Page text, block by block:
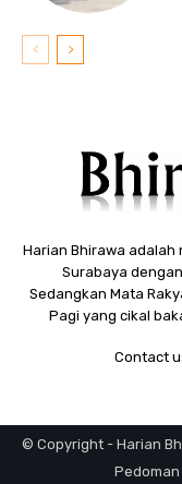
Harian Bhirawa
Surabaya
Sedangkan Mata
Pagi yang cikal
Contact
© Copyright - Harian
Pedoman